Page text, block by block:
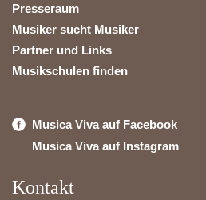
Presseraum
Musiker sucht Musiker
Partner und Links
Musikschulen finden
Musica Viva auf Facebook
Musica Viva auf Instagram
Kontakt